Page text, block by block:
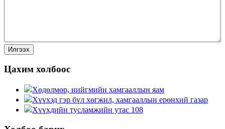
Цахим холбоос
Хөдөлмөр, нийгмийн хамгааллын яам
Хүүхэд гэр бүл хөгжил, хамгааллын ерөнхий газар
Хүүхдийн тусламжийн утас 108